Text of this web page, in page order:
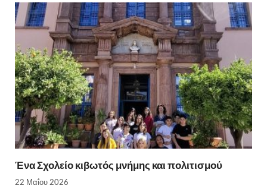
Ένα Σχολείο κιβωτός μνήμης και πολιτισμού
22 Μαΐου 2026